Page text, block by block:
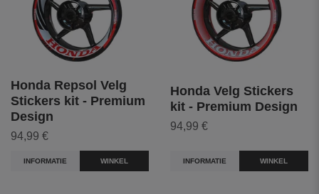
Honda Repsol Velg
Stickers kit - Premium
Design
94,99 €
INFORMATIE WINKEL
Honda Velg Stickers
kit - Premium Design
94,99 €
INFORMATIE WINKEL